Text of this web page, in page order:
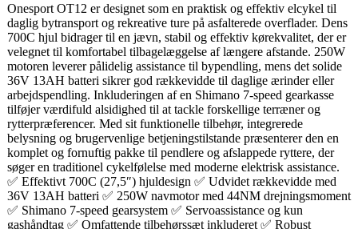
Onesport OT12 er designet som en praktisk og effektiv elcykel til
daglig bytransport og rekreative ture på asfalterede overflader. Dens
700C hjul bidrager til en jævn, stabil og effektiv kørekvalitet, der er
velegnet til komfortabel tilbagelæggelse af længere afstande. 250W
motoren leverer pålidelig assistance til bypendling, mens det solide
36V 13AH batteri sikrer god rækkevidde til daglige ærinder eller
arbejdspendling. Inkluderingen af en Shimano 7-speed gearkasse
tilføjer værdifuld alsidighed til at tackle forskellige terræner og
rytterpræferencer. Med sit funktionelle tilbehør, integrerede
belysning og brugervenlige betjeningstilstande præsenterer den en
komplet og fornuftig pakke til pendlere og afslappede ryttere, der
søger en traditionel cykelfølelse med moderne elektrisk assistance.
✅ Effektivt 700C (27,5″) hjuldesign ✅ Udvidet rækkevidde med
36V 13AH batteri ✅ 250W navmotor med 44NM drejningsmoment
✅ Shimano 7-speed gearsystem ✅ Servoassistance og kun
gashåndtag ✅ Omfattende tilbehørssæt inkluderet ✅ Robust